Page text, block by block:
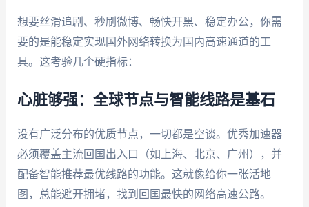
想要丝滑追剧、秒刷微博、畅快开黑、稳定办公，你需
要的是能稳定实现国外网络转换为国内高速通道的工
具。这考验几个硬指标：
心脏够强：全球节点与智能线路是基石
没有广泛分布的优质节点，一切都是空谈。优秀加速器
必须覆盖主流回国出入口（如上海、北京、广州），并
配备智能推荐最优线路的功能。这就像给你一张活地
图，总能避开拥堵，找到回国最快的网络高速公路。